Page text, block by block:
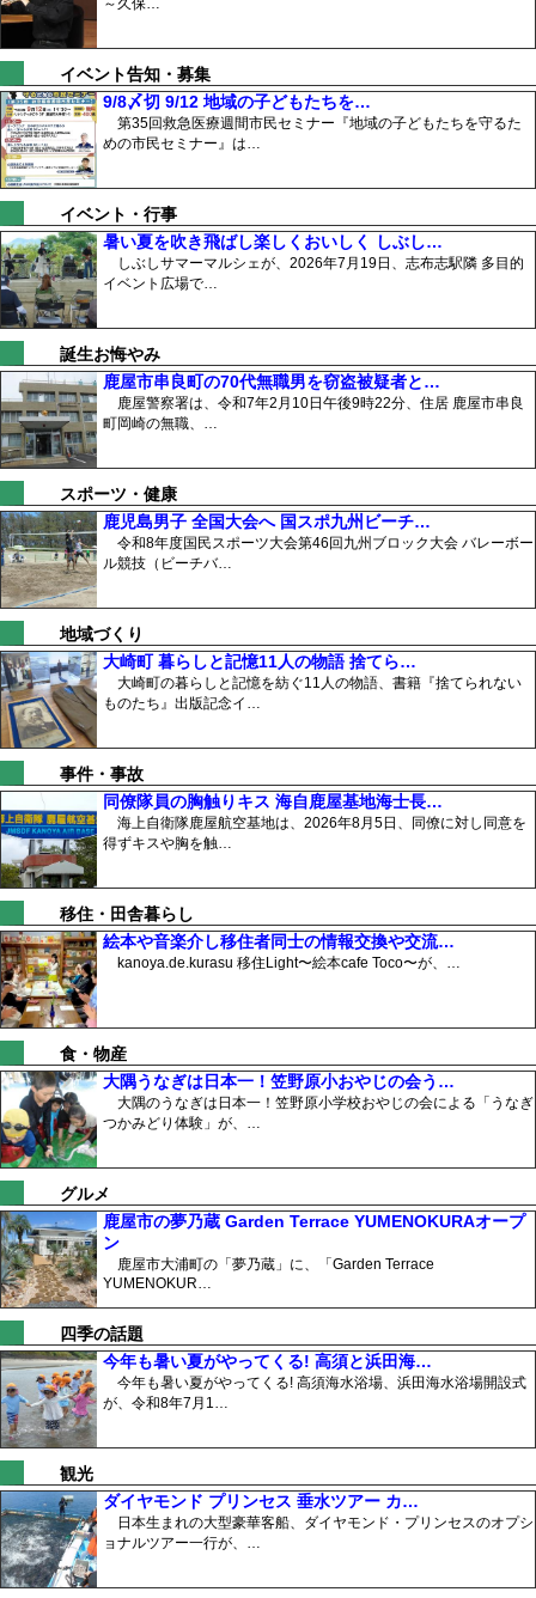
～久保…
イベント告知・募集
9/8〆切 9/12 地域の子どもたちを…
第35回救急医療週間市民セミナー『地域の子どもたちを守るた
めの市民セミナー』は…
イベント・行事
暑い夏を吹き飛ばし楽しくおいしく しぶし…
しぶしサマーマルシェが、2026年7月19日、志布志駅隣 多目的
イベント広場で…
誕生お悔やみ
鹿屋市串良町の70代無職男を窃盗被疑者と…
鹿屋警察署は、令和7年2月10日午後9時22分、住居 鹿屋市串良
町岡崎の無職、…
スポーツ・健康
鹿児島男子 全国大会へ 国スポ九州ビーチ…
令和8年度国民スポーツ大会第46回九州ブロック大会 バレーボー
ル競技（ビーチバ…
地域づくり
大崎町 暮らしと記憶11人の物語 捨てら…
大崎町の暮らしと記憶を紡ぐ11人の物語、書籍『捨てられない
ものたち』出版記念イ…
事件・事故
同僚隊員の胸触りキス 海自鹿屋基地海士長…
海上自衛隊鹿屋航空基地は、2026年8月5日、同僚に対し同意を
得ずキスや胸を触…
移住・田舎暮らし
絵本や音楽介し移住者同士の情報交換や交流…
kanoya.de.kurasu 移住Light〜絵本cafe Toco〜が、…
食・物産
大隅うなぎは日本一！笠野原小おやじの会う…
大隅のうなぎは日本一！笠野原小学校おやじの会による「うなぎ
つかみどり体験」が、…
グルメ
鹿屋市の夢乃蔵 Garden Terrace YUMENOKURAオープ
ン
鹿屋市大浦町の「夢乃蔵」に、「Garden Terrace
YUMENOKUR…
四季の話題
今年も暑い夏がやってくる! 高須と浜田海…
今年も暑い夏がやってくる! 高須海水浴場、浜田海水浴場開設式
が、令和8年7月1…
観光
ダイヤモンド プリンセス 垂水ツアー カ…
日本生まれの大型豪華客船、ダイヤモンド・プリンセスのオプシ
ョナルツアー一行が、…